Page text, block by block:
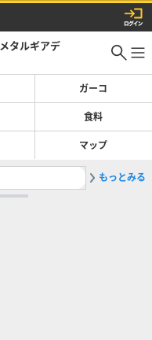
タルギアデ
ガーコ
食料
マップ
2麻酔ハ
もっとみる